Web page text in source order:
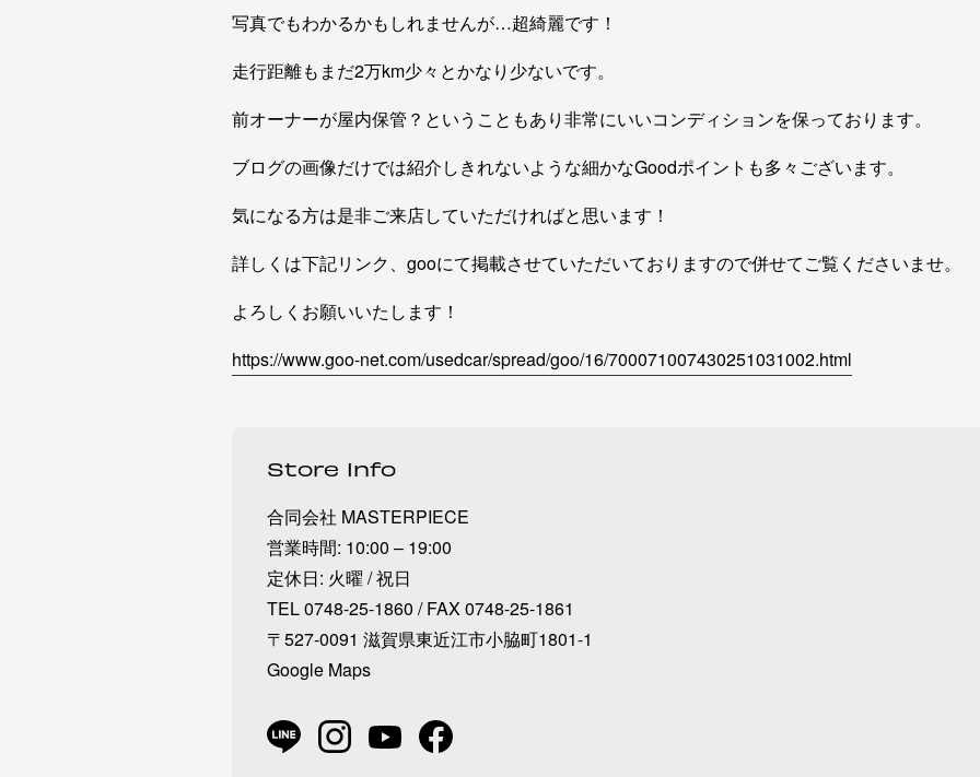
写真でもわかるかもしれませんが…超綺麗です！
走行距離もまだ2万km少々とかなり少ないです。
前オーナーが屋内保管？ということもあり非常にいいコンディションを保っております。
ブログの画像だけでは紹介しきれないような細かなGoodポイントも多々ございます。
気になる方は是非ご来店していただければと思います！
詳しくは下記リンク、gooにて掲載させていただいておりますので併せてご覧くださいませ。
よろしくお願いいたします！
https://www.goo-net.com/usedcar/spread/goo/16/700071007430251031002.html
Store Info
合同会社 MASTERPIECE
営業時間: 10:00 – 19:00
定休日: 火曜 / 祝日
TEL 0748-25-1860 / FAX 0748-25-1861
〒527-0091 滋賀県東近江市小脇町1801-1
Google Maps